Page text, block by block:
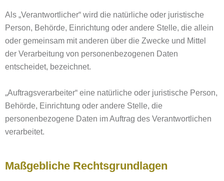
Als „Verantwortlicher“ wird die natürliche oder juristische
Person, Behörde, Einrichtung oder andere Stelle, die allein
oder gemeinsam mit anderen über die Zwecke und Mittel
der Verarbeitung von personenbezogenen Daten
entscheidet, bezeichnet.
„Auftragsverarbeiter“ eine natürliche oder juristische Person,
Behörde, Einrichtung oder andere Stelle, die
personenbezogene Daten im Auftrag des Verantwortlichen
verarbeitet.
Maßgebliche Rechtsgrundlagen